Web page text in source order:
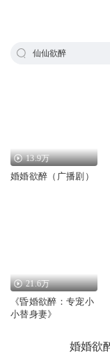
仙仙欲醉
13.9万
婚婚欲醉（广播剧）
21.6万
《昏婚欲醉：专宠小
小替身妻》
婚婚欲